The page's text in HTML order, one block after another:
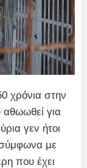
χρόνια στην
για
γεν ήτοι
με
που έχει